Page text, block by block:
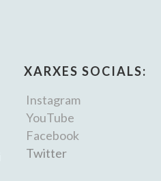
XARXES SOCIALS:
Instagram
YouTube
Facebook
Twitter